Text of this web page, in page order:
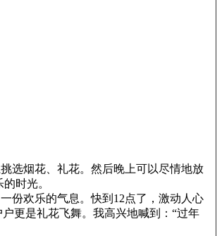
选烟花、礼花。然后晚上可以尽情地放
时光。
份欢乐的气息。快到12点了，激动人心
更是礼花飞舞。我高兴地喊到：“过年